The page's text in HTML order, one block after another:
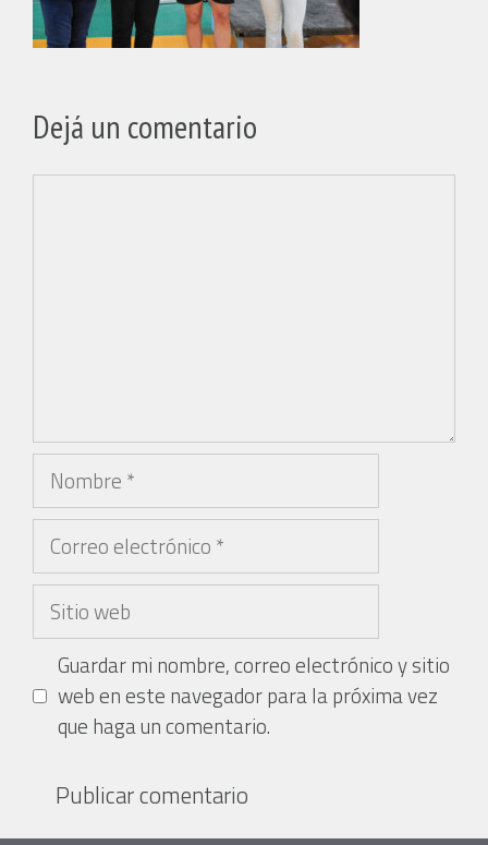
Dejá un comentario
Guardar mi nombre, correo electrónico y sitio
web en este navegador para la próxima vez
que haga un comentario.